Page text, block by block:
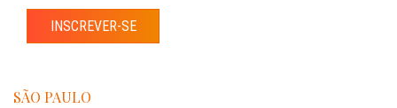
INSCREVER-SE
SÃO PAULO